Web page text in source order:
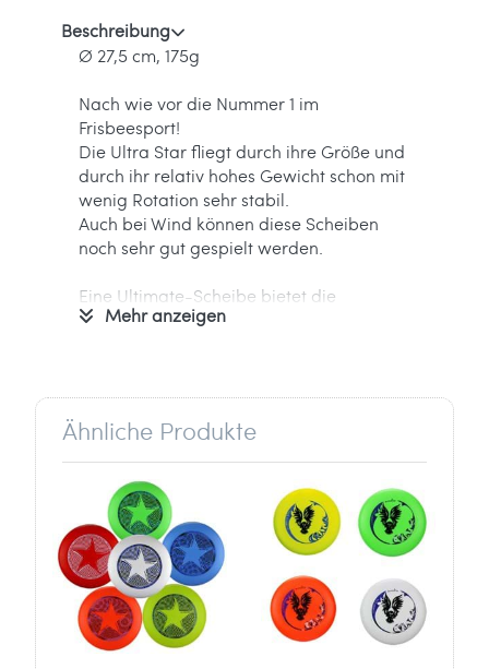
Beschreibung
Ø 27,5 cm, 175g
Nach wie vor die Nummer 1 im
Frisbeesport!
Die Ultra Star fliegt durch ihre Größe und
durch ihr relativ hohes Gewicht schon mit
wenig Rotation sehr stabil.
Auch bei Wind können diese Scheiben
noch sehr gut gespielt werden.
Eine Ultimate-Scheibe bietet die
vielseitigsten Einsatzmöglichkeiten:
Die tollen Motive sind ein echter
Hingucker!
Informationen zum Hersteller:
Verantwortlich für dieses Produkt ist der
in der EU ansässige Wirtschaftsakteur
Pattevugel GmbH
Zülpicher Straße 314
50937 Köln
Mehr anzeigen
Ähnliche Produkte